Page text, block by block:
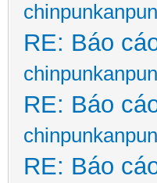
chinpunkanpun
RE: Báo
chinpunkanpun
RE: Báo
chinpunkanpun
RE: Báo